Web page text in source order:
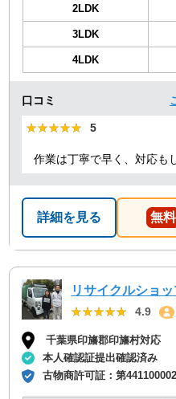
2LDK
3LDK
4LDK
口コミ
★★★★★
★★★★★ 5
作業は丁寧で早く、対応も
詳細を見る 無料
リサイクルショ
★★★★★
★★★★★ 4.9
千葉県印旛郡印旛村対応
本人確認証提出確認済み
古物商許可証：第